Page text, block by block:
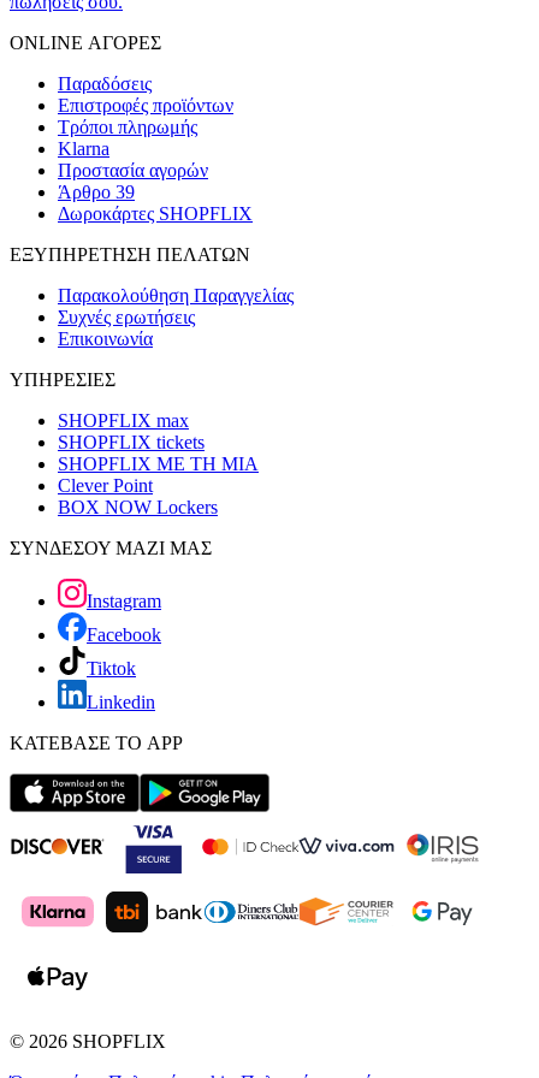
ONLINE ΑΓΟΡΕΣ
Παραδόσεις
Επιστροφές προϊόντων
Τρόποι πληρωμής
Klarna
Προστασία αγορών
Άρθρο 39
Δωροκάρτες SHOPFLIX
ΕΞΥΠΗΡΕΤΗΣΗ ΠΕΛΑΤΩΝ
Παρακολούθηση Παραγγελίας
Συχνές ερωτήσεις
Επικοινωνία
ΥΠΗΡΕΣΙΕΣ
SHOPFLIX max
SHOPFLIX tickets
SHOPFLIX ΜΕ ΤΗ ΜΙΑ
Clever Point
BOX NOW Lockers
ΣΥΝΔΕΣΟΥ ΜΑΖΙ ΜΑΣ
Instagram
Facebook
Tiktok
Linkedin
ΚΑΤΕΒΑΣΕ ΤΟ APP
© 2026 SHOPFLIX